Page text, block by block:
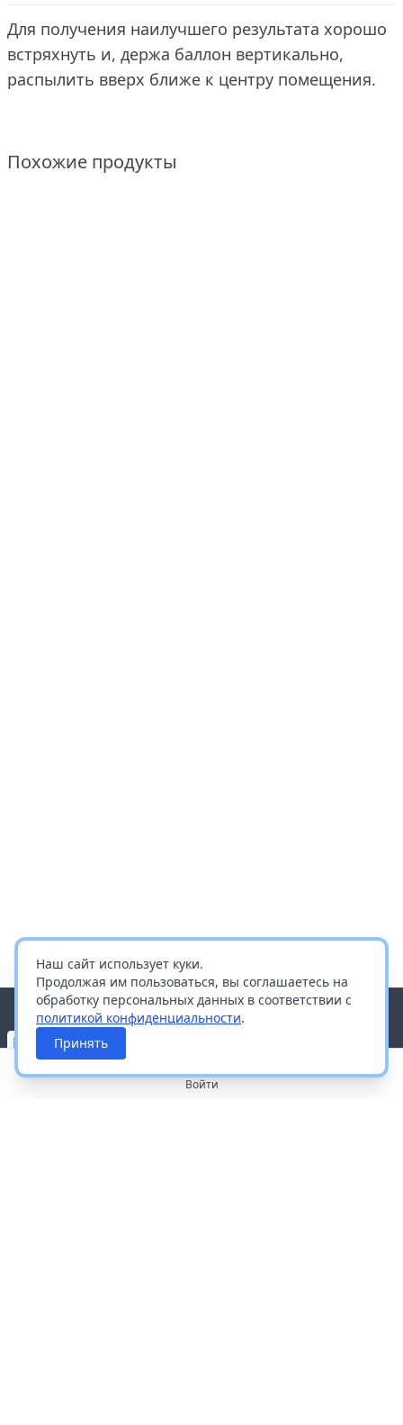
Для получения наилучшего результата хорошо
встряхнуть и, держа баллон вертикально,
распылить вверх ближе к центру помещения.
Похожие продукты
Наш сайт использует куки.
Продолжая им пользоваться, вы соглашаетесь на
обработку персональных данных в соответствии с
политикой конфиденциальности.
Принять
Войти